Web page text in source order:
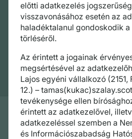
előtti adatkezelés
visszavonásához esetén az
haladéktalanul gondoskodik
törléséről.
Az érintett a jogainak
megsértésével az
Lajos egyéni vállalkozó (2151,
12.) –
tevékenysége ellen
érintett az adatkezelővel,
adatkezeléssel szemben a
és Információszabadság